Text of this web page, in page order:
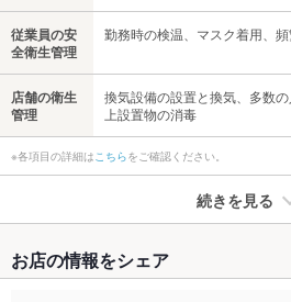
従業員の安
全衛生管理
勤務時の検温、マスク着用、
店舗の衛生
管理
換気設備の設置と換気、多数
上設置物の消毒
※各項目の詳細はこちらをご確認ください。
続きを見る
禁煙・喫煙
分煙（仕切りあり）
お店の情報をシェア